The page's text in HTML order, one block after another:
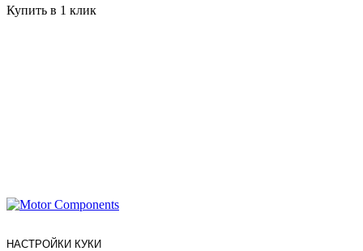
Купить в 1 клик
НАСТРОЙКИ КУКИ